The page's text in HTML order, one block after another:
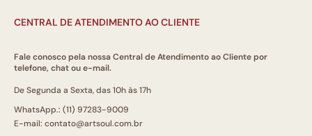
CENTRAL DE ATENDIMENTO AO CLIENTE
Fale conosco pela nossa Central de Atendimento ao Cliente por
telefone, chat ou e-mail.
De Segunda a Sexta, das 10h às 17h
WhatsApp.: (11) 97283-9009
E-mail: contato@artsoul.com.br